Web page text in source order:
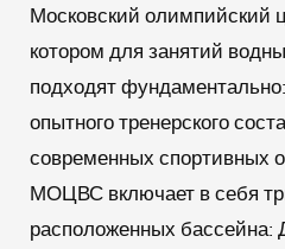
Московский олимпийский
котором для занятий
подходят
опытного тренерского
современных спортивных
МОЦВС включает в себя
расположенных